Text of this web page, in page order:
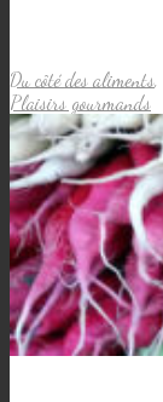
Du côté des aliments
Plaisirs gourmands